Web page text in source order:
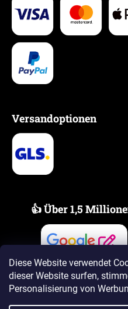
Diese Website verwendet
dieser Website surfen,
Personalisierung von
Versandoptionen
👍 Über 1,5